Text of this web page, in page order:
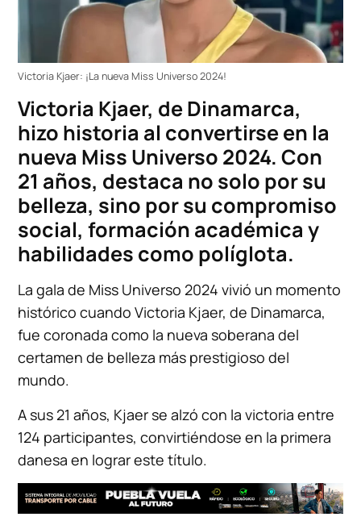
Victoria Kjaer: ¡La nueva Miss Universo 2024!
Victoria Kjaer, de Dinamarca,
hizo historia al convertirse en la
nueva Miss Universo 2024. Con
21 años, destaca no solo por su
belleza, sino por su compromiso
social, formación académica y
habilidades como políglota.
La gala de Miss Universo 2024 vivió un momento
histórico cuando Victoria Kjaer, de Dinamarca,
fue coronada como la nueva soberana del
certamen de belleza más prestigioso del
mundo.
A sus 21 años, Kjaer se alzó con la victoria entre
124 participantes, convirtiéndose en la primera
danesa en lograr este título.